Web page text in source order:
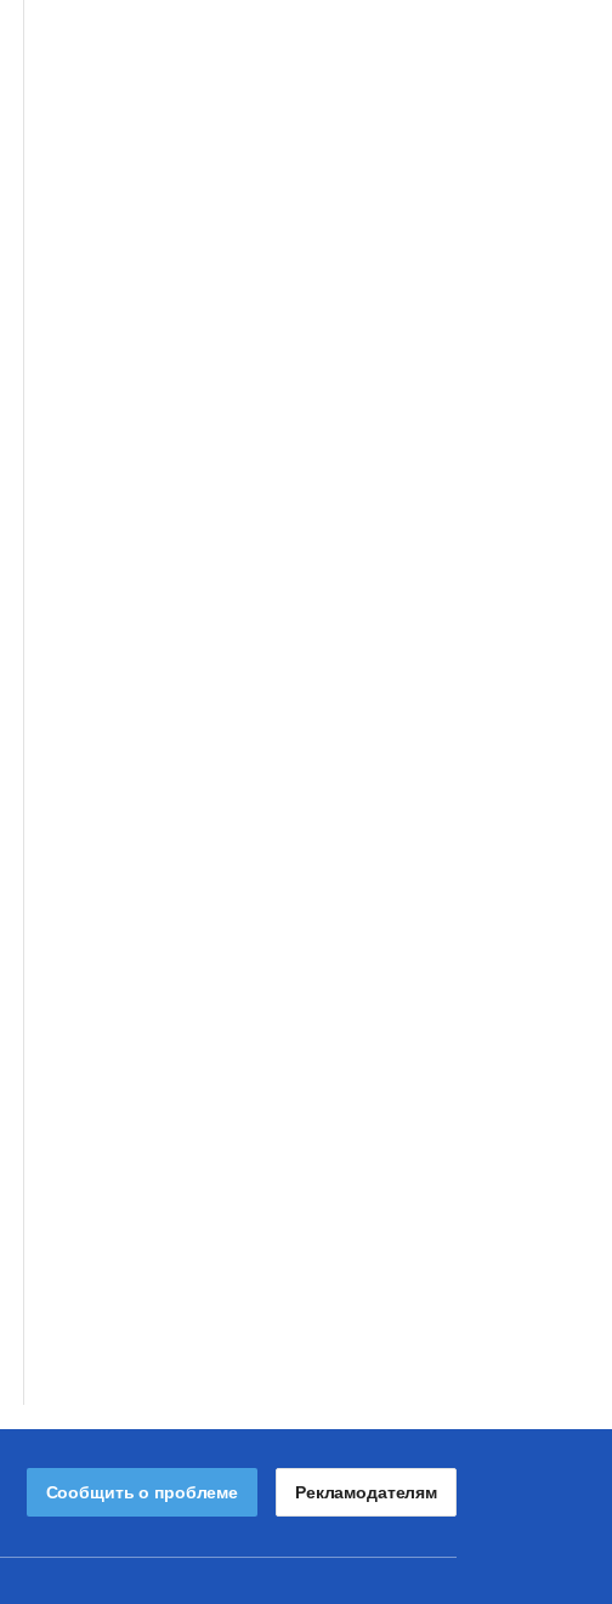
Сообщить о проблеме Рекламодателям